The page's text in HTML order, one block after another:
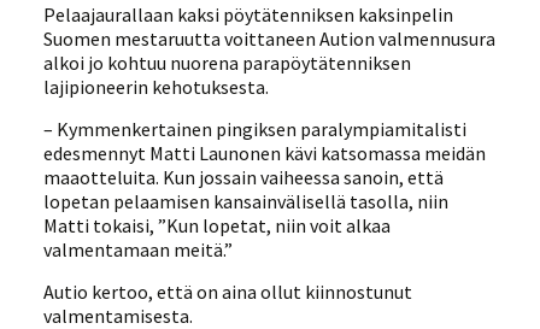
Pelaajaurallaan kaksi pöytätenniksen kaksinpelin
Suomen mestaruutta voittaneen Aution valmennusura
alkoi jo kohtuu nuorena parapöytätenniksen
lajipioneerin kehotuksesta.
– Kymmenkertainen pingiksen paralympiamitalisti
edesmennyt Matti Launonen kävi katsomassa meidän
maaotteluita. Kun jossain vaiheessa sanoin, että
lopetan pelaamisen kansainvälisellä tasolla, niin
Matti tokaisi, ”Kun lopetat, niin voit alkaa
valmentamaan meitä.”
Autio kertoo, että on aina ollut kiinnostunut
valmentamisesta.